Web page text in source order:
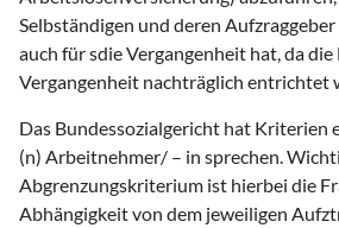
Selbständigen und deren
auch für sdie Vergangenheit hat, da
Vergangenheit nachträglich entrichtet
Das Bundessozialgericht hat Kriterien
(n) Arbeitnehmer/ – in sprechen.
Abgrenzungskriterium ist hierbei die
Abhängigkeit von dem jeweiligen